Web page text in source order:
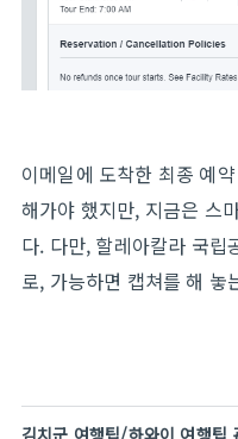
이메일에 도착한 최종 예
해가야 했지만, 지금은 스
다. 다만, 할레아칼라 국립
로, 가능하면 캡쳐를 해 놓
김치군 여행팁/하와이 여행팁